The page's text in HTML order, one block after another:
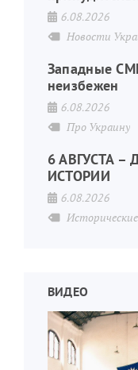
6.08.2026
Новости
Западные
неизбежен
6.08.2026
Про Украину
6 АВГУСТА –
ИСТОРИИ
6.08.2026
ВИДЕО